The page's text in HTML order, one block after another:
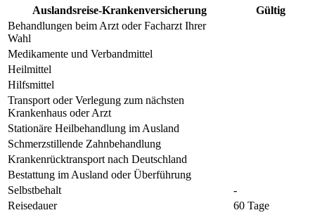
Auslandsreise-Krankenversicherung
Gültig
Behandlungen beim Arzt oder Facharzt Ihrer
Wahl
Medikamente und Verbandmittel
Heilmittel
Hilfsmittel
Transport oder Verlegung zum nächsten
Krankenhaus oder Arzt
Stationäre Heilbehandlung im Ausland
Schmerzstillende Zahnbehandlung
Krankenrücktransport nach Deutschland
Bestattung im Ausland oder Überführung
Selbstbehalt
-
Reisedauer
60 Tage